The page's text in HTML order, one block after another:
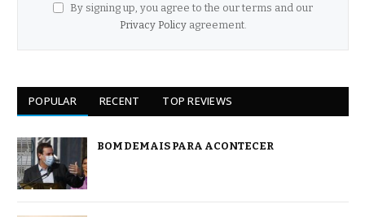
By signing up, you agree to the our terms and our
Privacy Policyagreement.
POPULAR RECENT TOP REVIEWS
BOM DEMAIS PARA ACONTECER